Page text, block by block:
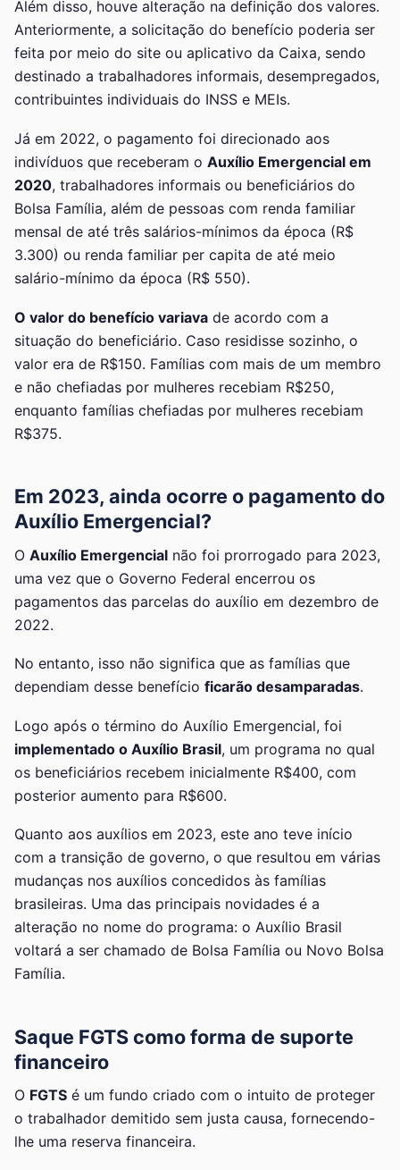
Além disso, houve alteração na definição dos valores.
Anteriormente, a solicitação do benefício poderia ser
feita por meio do site ou aplicativo da Caixa, sendo
destinado a trabalhadores informais, desempregados,
contribuintes individuais do INSS e MEIs.
Já em 2022, o pagamento foi direcionado aos
indivíduos que receberam o Auxílio Emergencial em
2020, trabalhadores informais ou beneficiários do
Bolsa Família, além de pessoas com renda familiar
mensal de até três salários-mínimos da época (R$
3.300) ou renda familiar per capita de até meio
salário-mínimo da época (R$ 550).
O valor do benefício variava de acordo com a
situação do beneficiário. Caso residisse sozinho, o
valor era de R$150. Famílias com mais de um membro
e não chefiadas por mulheres recebiam R$250,
enquanto famílias chefiadas por mulheres recebiam
R$375.
Em 2023, ainda ocorre o pagamento do
Auxílio Emergencial?
O Auxílio Emergencial não foi prorrogado para 2023,
uma vez que o Governo Federal encerrou os
pagamentos das parcelas do auxílio em dezembro de
2022.
No entanto, isso não significa que as famílias que
dependiam desse benefício ficarão desamparadas.
Logo após o término do Auxílio Emergencial, foi
implementado o Auxílio Brasil, um programa no qual
os beneficiários recebem inicialmente R$400, com
posterior aumento para R$600.
Quanto aos auxílios em 2023, este ano teve início
com a transição de governo, o que resultou em várias
mudanças nos auxílios concedidos às famílias
brasileiras. Uma das principais novidades é a
alteração no nome do programa: o Auxílio Brasil
voltará a ser chamado de Bolsa Família ou Novo Bolsa
Família.
Saque FGTScomo forma de suporte
financeiro
O FGTS é um fundo criado com o intuito de proteger
o trabalhador demitido sem justa causa, fornecendo-
lhe uma reserva financeira.